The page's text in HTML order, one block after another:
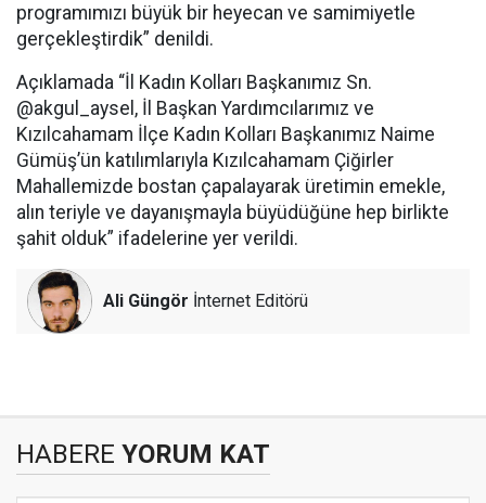
programımızı büyük bir heyecan ve samimiyetle
gerçekleştirdik” denildi.
Açıklamada “İl Kadın Kolları Başkanımız Sn.
@akgul_aysel, İl Başkan Yardımcılarımız ve
Kızılcahamam İlçe Kadın Kolları Başkanımız Naime
Gümüş’ün katılımlarıyla Kızılcahamam Çiğirler
Mahallemizde bostan çapalayarak üretimin emekle,
alın teriyle ve dayanışmayla büyüdüğüne hep birlikte
şahit olduk” ifadelerine yer verildi.
Ali Güngör İnternet Editörü
HABERE YORUM KAT